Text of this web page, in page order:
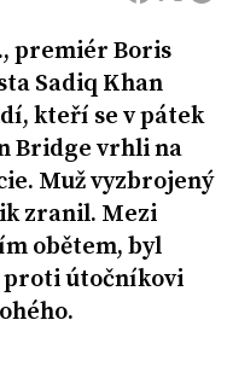
premiér Boris
Sadiq Khan
kteří se v pátek
Bridge vrhli na
Muž vyzbrojený
zranil. Mezi
obětem, byl
proti útočníkovi